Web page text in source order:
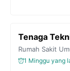
Tenaga
Rumah Sakit
1 Minggu yang